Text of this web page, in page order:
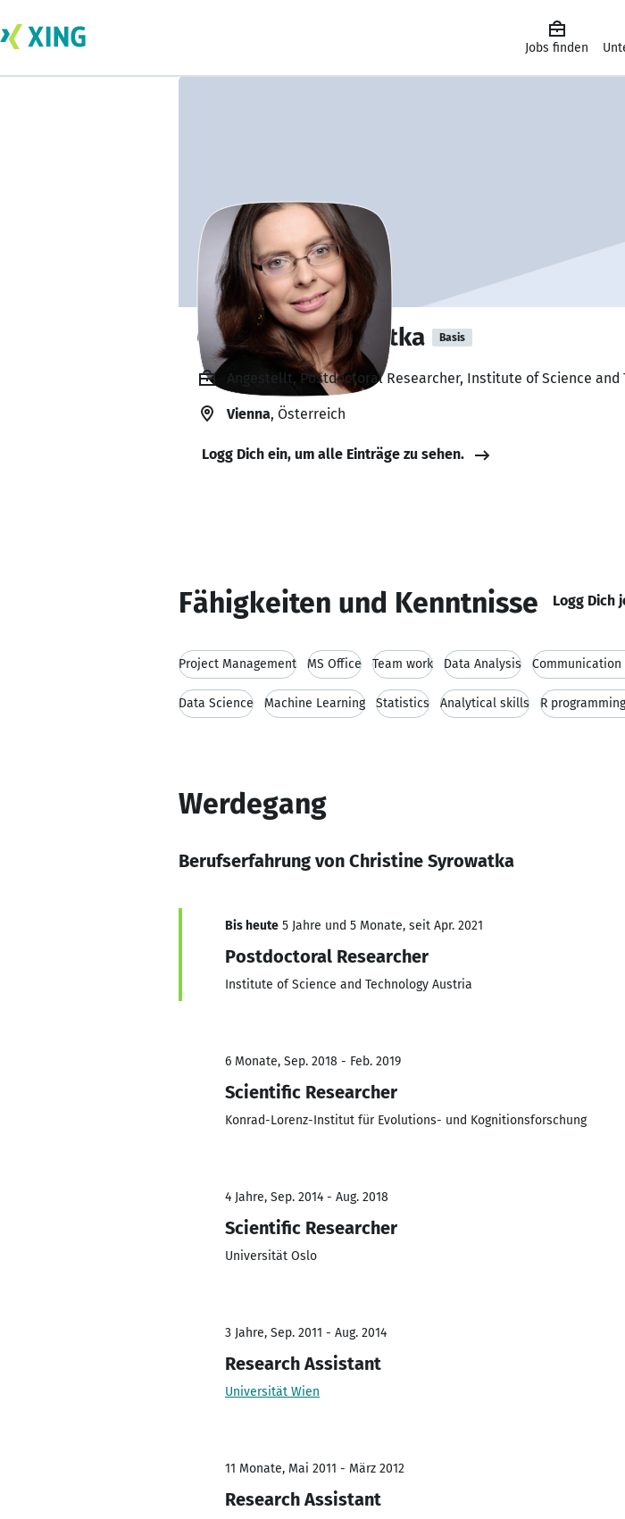
Jobs finden
Christine Syrowatka Basis
Angestellt, Postdoctoral Researcher, Institute of Science and
Vienna, Österreich
Logg Dich ein, um alle Einträge zu sehen.
Fähigkeiten und Kenntnisse Logg Dich
Project Management MS Office Team work Data Analysis
Data Science Machine Learning Statistics Analytical skills R
Werdegang
Berufserfahrung von Christine Syrowatka
Bis heute 5 Jahre und 5 Monate, seit Apr. 2021
Postdoctoral Researcher
Institute of Science and Technology Austria
6 Monate, Sep. 2018 - Feb. 2019
Scientific Researcher
Konrad-Lorenz-Institut für Evolutions- und Kognitionsforschung
4 Jahre, Sep. 2014 - Aug. 2018
Scientific Researcher
Universität Oslo
3 Jahre, Sep. 2011 - Aug. 2014
Research Assistant
Universität Wien
11 Monate, Mai 2011 - März 2012
Research Assistant